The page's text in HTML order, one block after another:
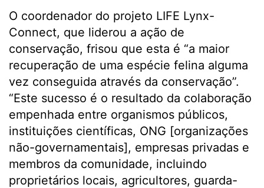
O coordenador do projeto LIFE Lynx-
Connect, que liderou a ação de
conservação, frisou que esta é “a maior
recuperação de uma espécie felina alguma
vez conseguida através da conservação”.
“Este sucesso é o resultado da colaboração
empenhada entre organismos públicos,
instituições científicas, ONG [organizações
não-governamentais], empresas privadas e
membros da comunidade, incluindo
proprietários locais, agricultores, guarda-